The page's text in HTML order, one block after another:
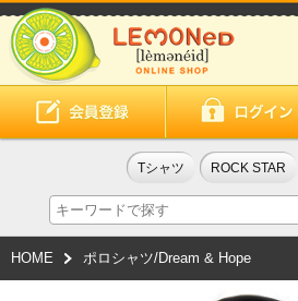
Tシャツ ROCK STAR
HOME ポロシャツ/Dream & Hope